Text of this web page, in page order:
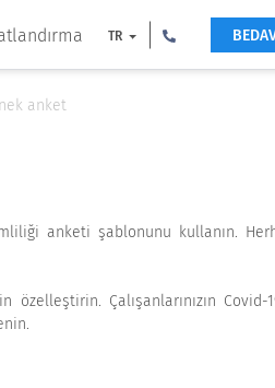
TR
anket
anketi şablonunu kullanın.
Çalışanlarınızın Covid-